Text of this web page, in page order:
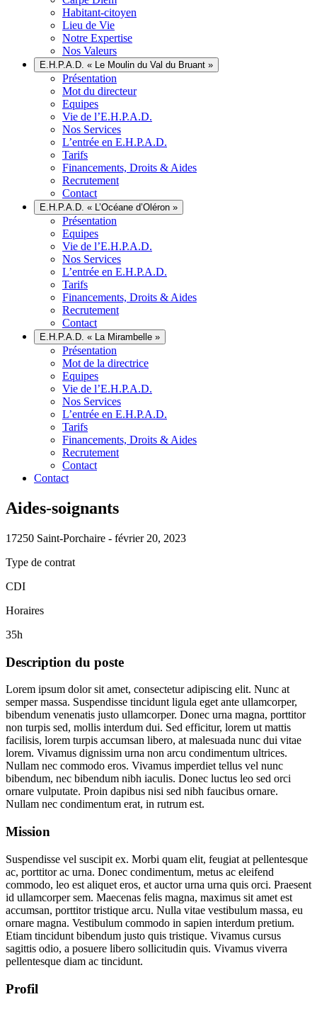
Habitant-citoyen
Lieu de Vie
Notre Expertise
Nos Valeurs
E.H.P.A.D. « Le Moulin du Val du Bruant »
Présentation
Mot du directeur
Equipes
Vie de l’E.H.P.A.D.
Nos Services
L’entrée en E.H.P.A.D.
Tarifs
Financements, Droits & Aides
Recrutement
Contact
E.H.P.A.D. « L’Océane d’Oléron »
Présentation
Equipes
Vie de l’E.H.P.A.D.
Nos Services
L’entrée en E.H.P.A.D.
Tarifs
Financements, Droits & Aides
Recrutement
Contact
E.H.P.A.D. « La Mirambelle »
Présentation
Mot de la directrice
Equipes
Vie de l’E.H.P.A.D.
Nos Services
L’entrée en E.H.P.A.D.
Tarifs
Financements, Droits & Aides
Recrutement
Contact
Contact
Aides-soignants
17250 Saint-Porchaire - février 20, 2023
Type de contrat
CDI
Horaires
35h
Description du poste
Lorem ipsum dolor sit amet, consectetur adipiscing elit. Nunc at
semper massa. Suspendisse tincidunt ligula eget ante ullamcorper,
bibendum venenatis justo ullamcorper. Donec urna magna, porttitor
non turpis sed, mollis interdum dui. Sed efficitur, lorem ut mattis
facilisis, lorem turpis accumsan libero, at malesuada nunc dui vitae
lorem. Vivamus dignissim urna non arcu condimentum ultrices.
Nullam nec commodo eros. Vivamus imperdiet tellus vel nunc
bibendum, nec bibendum nibh iaculis. Donec luctus leo sed orci
ornare vulputate. Proin dapibus nisi sed nibh faucibus ornare.
Nullam nec condimentum erat, in rutrum est.
Mission
Suspendisse vel suscipit ex. Morbi quam elit, feugiat at pellentesque
ac, porttitor ac urna. Donec condimentum, metus ac eleifend
commodo, leo est aliquet eros, et auctor urna urna quis orci. Praesent
id ullamcorper sem. Maecenas felis magna, maximus sit amet est
accumsan, porttitor tristique arcu. Nulla vitae vestibulum massa, eu
ornare magna. Vestibulum commodo in sapien interdum pretium.
Etiam tincidunt bibendum justo quis tristique. Vivamus cursus
sagittis odio, a posuere libero sollicitudin quis. Vivamus viverra
pellentesque diam ac tincidunt.
Profil